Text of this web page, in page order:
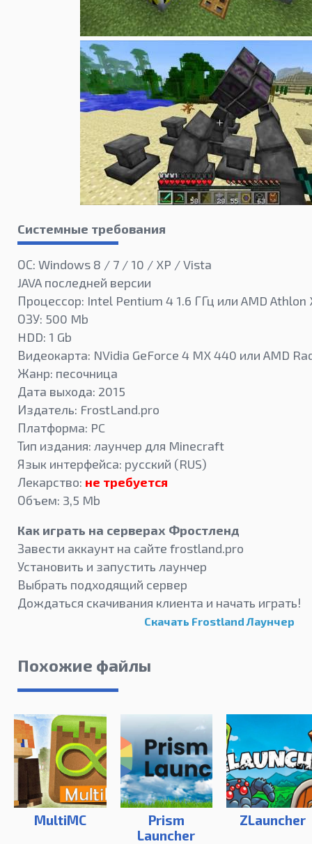
Системные требования
ОС: Windows 8 / 7 / 10 / XP / Vista
JAVA последней версии
Процессор: Intel Pentium 4 1.6 ГГц или AMD Athlon
ОЗУ: 500 Mb
HDD: 1 Gb
Видеокарта: NVidia GeForce 4 MX 440 или AMD
Жанр: песочница
Дата выхода: 2015
Издатель: FrostLand.pro
Платформа: PC
Тип издания: лаунчер для Minecraft
Язык интерфейса: русский (RUS)
Лекарство: не требуется
Объем: 3,5 Mb
Как играть на серверах Фростленд
Завести аккаунт на сайте frostland.pro
Установить и запустить лаунчер
Выбрать подходящий сервер
Дождаться скачивания клиента и начать играть!
Скачать Frostland Лаунчер
Похожие файлы
MultiMC
Prism
Launcher
ZLauncher